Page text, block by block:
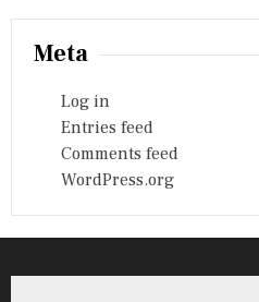
Meta
Log in
Entries feed
Comments feed
WordPress.org